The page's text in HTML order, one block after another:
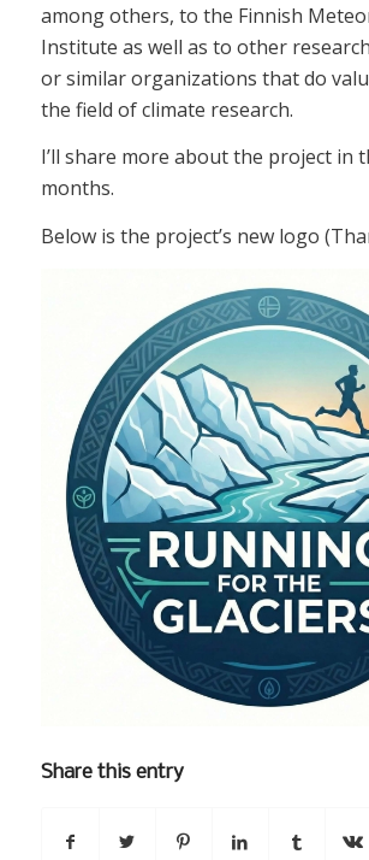
among others, to the Finnish
Institute as well as to other
or similar organizations that do
the field of climate research.
I’ll share more about the project in
months.
Below is the project’s new logo
Share this entry